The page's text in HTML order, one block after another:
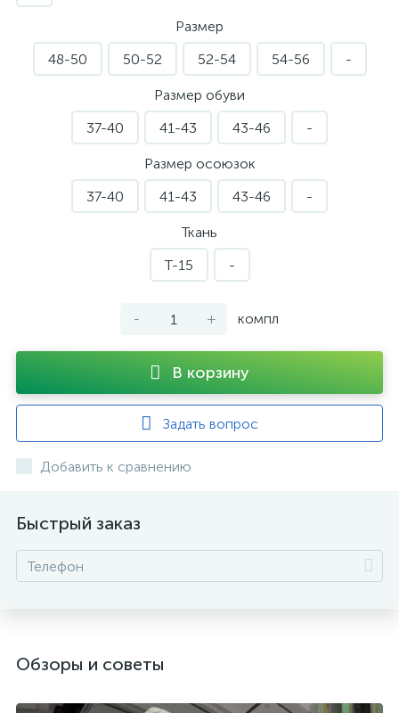
Размер
48-50
50-52 52-54 54-56 -
Размер обуви
37-40
41-43 43-46 -
Размер осоюзок
37-40
41-43 43-46 -
Ткань
Т-15
-
- + компл
В корзину
Задать вопрос
Добавить к сравнению
Быстрый заказ
Обзоры и советы